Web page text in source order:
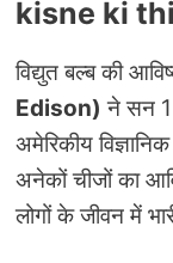
kisne ki thi
विद्युत बल्ब की
Edison) ने सन
अमेरिकीय
अनेकों चीजों का
लोगों के जीवन में